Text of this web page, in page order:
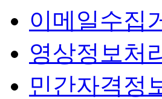
이메일수집
영상정보처
민간자격정